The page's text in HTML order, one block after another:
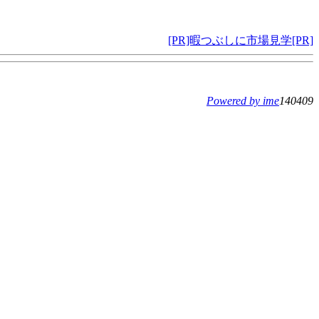
[PR]暇つぶしに市場見学[PR]
Powered by ime140409